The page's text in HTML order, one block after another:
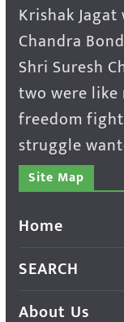
Krishak
Chandra
Shri Suresh
two were
freedom
struggle
Site Map
Home
SEARCH
About Us